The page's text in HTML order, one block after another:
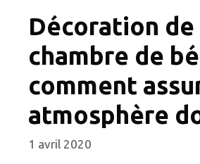
Décoration de
chambre de
comment
atmosphère
1 avril 2020